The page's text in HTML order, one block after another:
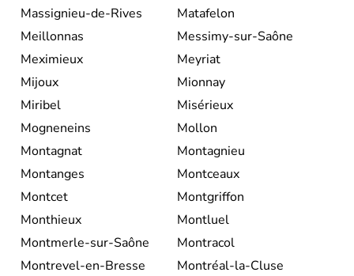
Massignieu-de-Rives
Matafelon
Meillonnas
Messimy-sur-Saône
Meximieux
Meyriat
Mijoux
Mionnay
Miribel
Misérieux
Mogneneins
Mollon
Montagnat
Montagnieu
Montanges
Montceaux
Montcet
Montgriffon
Monthieux
Montluel
Montmerle-sur-Saône
Montracol
Montrevel-en-Bresse
Montréal-la-Cluse